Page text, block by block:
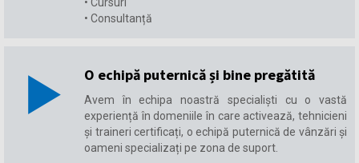
• Consultanță
O echipă puternică și bine pregătită
Avem în echipa noastră specialiști cu o vastă
experiență în domeniile în care activează, tehnicieni
și traineri certificați, o echipă puternică de vânzări și
oameni specializați pe zona de suport.